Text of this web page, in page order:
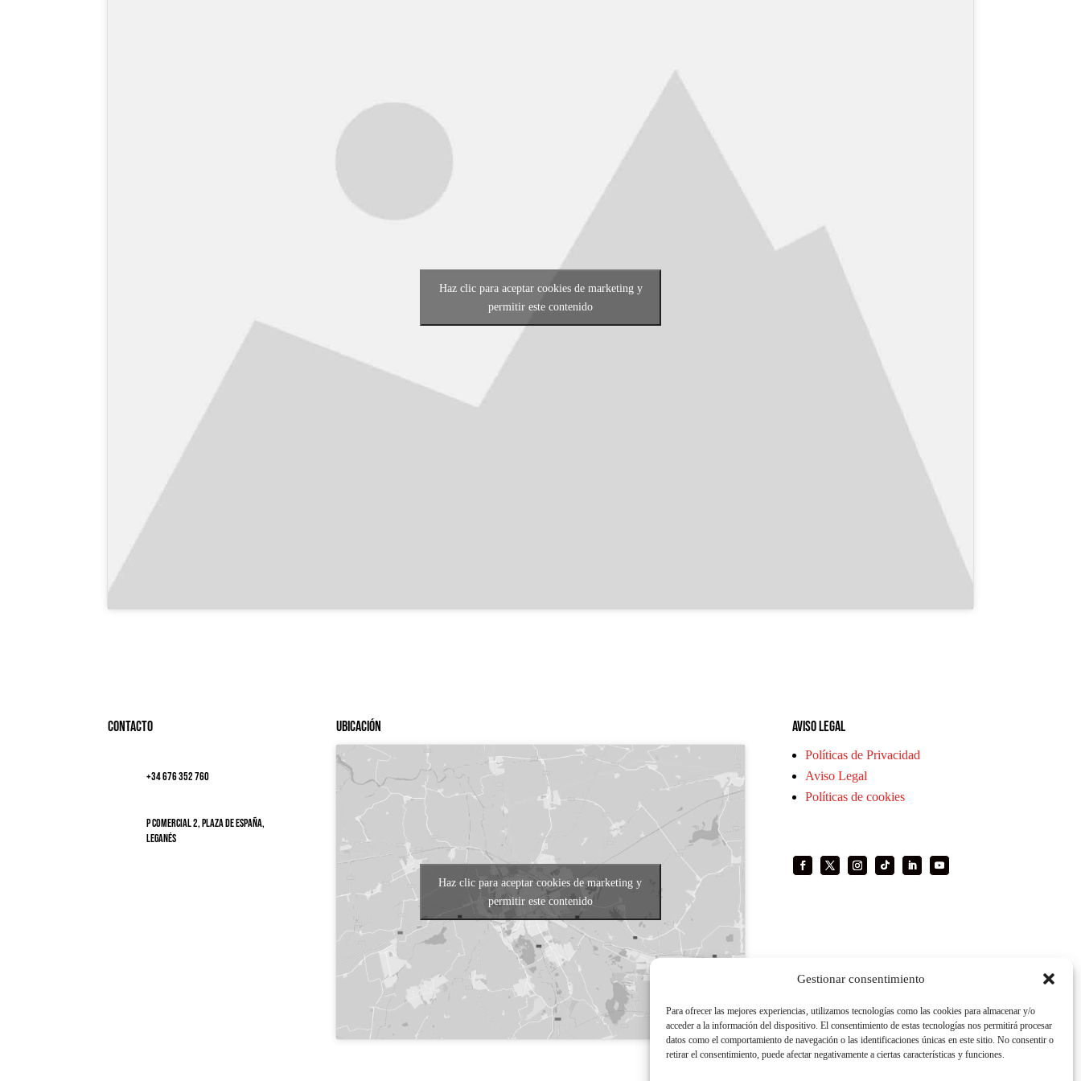
Gestionar consentimiento
Para ofrecer las mejores experiencias, utilizamos tecnologías como las cookies para almacenar y/o
acceder a la información del dispositivo. El consentimiento de estas tecnologías nos permitirá procesar
datos como el comportamiento de navegación o las identificaciones únicas en este sitio. No consentir o
retirar el consentimiento, puede afectar negativamente a ciertas características y funciones.
Haz clic para aceptar cookies de marketing y
permitir este contenido
Contacto
+34 676 352 760
P Comercial 2, Plaza de España,
Leganés
Ubicación
Haz clic para aceptar cookies de marketing y
permitir este contenido
Aviso legal
Políticas de Privacidad
Aviso Legal
Políticas de cookies